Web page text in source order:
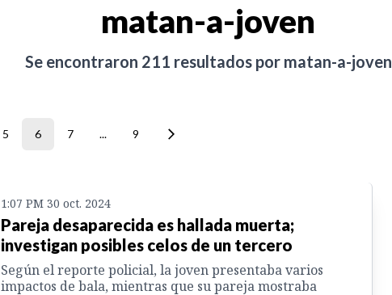
matan-a-joven
Se encontraron 211 resultados por matan-a-joven
5 6 7 ... 9
1:07 PM 30 oct. 2024
Pareja desaparecida es hallada muerta;
investigan posibles celos de un tercero
Según el reporte policial, la joven presentaba varios
impactos de bala, mientras que su pareja mostraba